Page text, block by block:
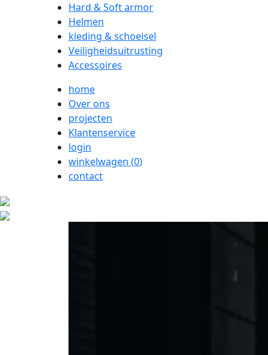
Hard & Soft armor
Helmen
kleding & schoeisel
Veiligheidsuitrusting
Accessoires
home
Over ons
projecten
Klantenservice
login
winkelwagen (0)
contact